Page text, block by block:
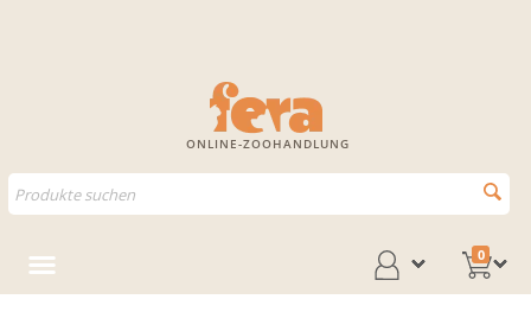
ONLINE-ZOOHANDLUNG
0